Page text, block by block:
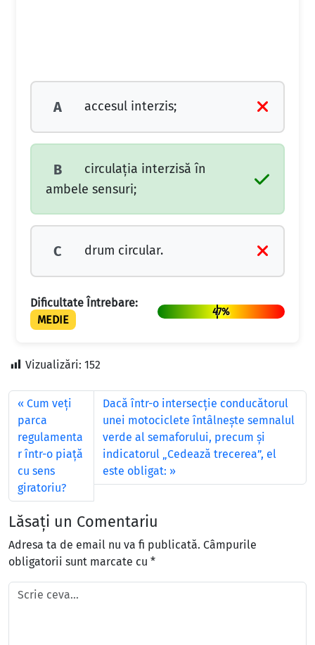
A accesul interzis;
B
circulaţia interzisă în
ambele sensuri;
C drum circular.
Dificultate Întrebare:
MEDIE
47%
Vizualizări: 152
Cum veţi
parca
regulamenta
r într-o piaţă
cu sens
giratoriu?
Dacă într-o intersecţie conducătorul
unei motociclete întâlneşte semnalul
verde al semaforului, precum şi
indicatorul „Cedează trecerea”, el
este obligat:
Lăsați un Comentariu
Adresa ta de email nu va fi publicată. Câmpurile
obligatorii sunt marcate cu *